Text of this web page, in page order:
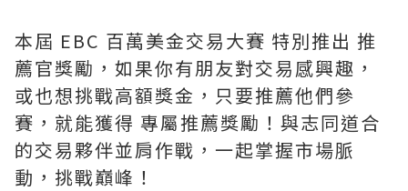
本屆 EBC 百萬美金交易大賽 特別推出 推
薦官獎勵，如果你有朋友對交易感興趣，
或也想挑戰高額獎金，只要推薦他們參
賽，就能獲得 專屬推薦獎勵！與志同道合
的交易夥伴並肩作戰，一起掌握市場脈
動，挑戰巔峰！